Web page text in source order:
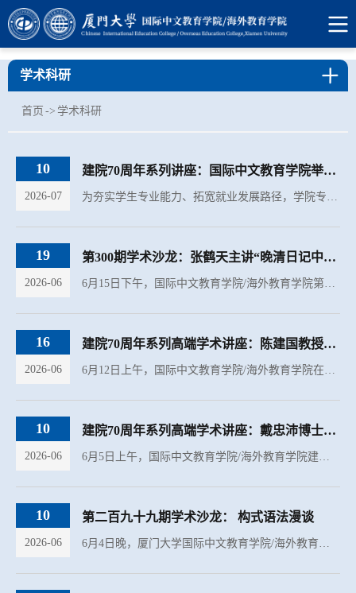
学术科研
首页 -> 学术科研
10
2026-07
建院70周年系列讲座：国际中文教育学院举办专题讲座，搭建多元育人平台，持续助力...
为夯实学生专业能力、拓宽就业发展路径，学院专门为本科生开展两场专题分享讲座，分别聚焦留学生全流程求职实战指导与中学创新教学实践，学院本科生线上线下同步参与，内容兼具实操性与专业指导性。
19
2026-06
第300期学术沙龙：张鹤天主讲“晚清日记中科举生活的多重图景”
6月15日下午，国际中文教育学院/海外教育学院第300期学术沙龙在坤銮楼C104举行。本期沙龙邀请学院助理教授张鹤天博士担任主讲，主题为《场屋春秋：晚清日记中科举生活的多重图景》。
16
2026-06
建院70周年系列高端学术讲座：陈建国教授主讲“汉学作为文明互鉴——通过中国文学...
6月12日上午，国际中文教育学院/海外教育学院在翔安校区坤銮楼C104开展了建院70周年系列高端学术讲座。本次讲座特邀美国特拉华大学中文部创建主任陈建国教授担任主讲，主题为《汉学作为文明互鉴——通过中国文学...
10
2026-06
建院70周年系列高端学术讲座：戴忠沛博士主讲“言文不一致语言的教学路径”
6月5日上午，国际中文教育学院/海外教育学院建院70周年系列高端学术讲座在翔安校区坤銮楼C104举行。本次讲座邀请香港大学教育学院长聘副教授、中文教育研究中心主任戴忠沛博士担任主讲，主题为《言文不一致语言的...
10
2026-06
第二百九十九期学术沙龙： 构式语法漫谈
6月4日晚，厦门大学国际中文教育学院/海外教育学院第299期学术沙龙在翔安校区坤銮楼C104举行。本期学术沙龙邀请到学院黄晶老师为同学们带来题为《构式语法漫谈》的专题讲座，学院近30名在校研究生参加。